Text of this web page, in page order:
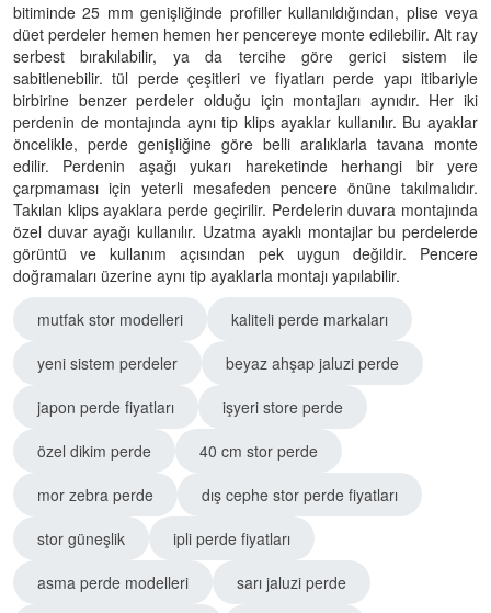
bitiminde 25 mm genişliğinde profiller kullanıldığından, plise veya
düet perdeler hemen hemen her pencereye monte edilebilir. Alt ray
serbest bırakılabilir, ya da tercihe göre gerici sistem ile
sabitlenebilir. tül perde çeşitleri ve fiyatları perde yapı itibariyle
birbirine benzer perdeler olduğu için montajları aynıdır. Her iki
perdenin de montajında aynı tip klips ayaklar kullanılır. Bu ayaklar
öncelikle, perde genişliğine göre belli aralıklarla tavana monte
edilir. Perdenin aşağı yukarı hareketinde herhangi bir yere
çarpmaması için yeterli mesafeden pencere önüne takılmalıdır.
Takılan klips ayaklara perde geçirilir. Perdelerin duvara montajında
özel duvar ayağı kullanılır. Uzatma ayaklı montajlar bu perdelerde
görüntü ve kullanım açısından pek uygun değildir. Pencere
doğramaları üzerine aynı tip ayaklarla montajı yapılabilir.
mutfak stor modelleri
kaliteli perde markaları
yeni sistem perdeler
beyaz ahşap jaluzi perde
japon perde fiyatları
işyeri store perde
özel dikim perde
40 cm stor perde
mor zebra perde
dış cephe stor perde fiyatları
stor güneşlik
ipli perde fiyatları
asma perde modelleri
sarı jaluzi perde